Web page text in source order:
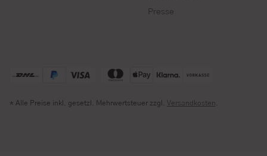
Presse
* Alle Preise inkl. gesetzl. Mehrwertsteuer zzgl. Versandkosten